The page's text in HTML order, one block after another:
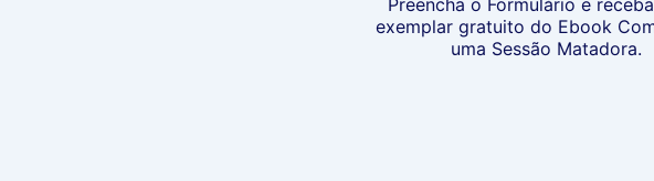
Preencha o Formulário e
exemplar gratuito do Ebook
uma Sessão Matadora.